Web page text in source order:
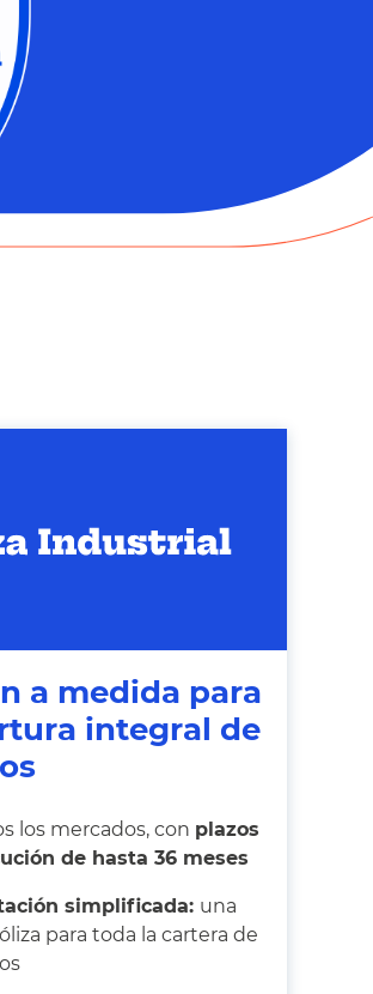
a medida para
integral de
los mercados, con plazos
de hasta 36 meses
simplificada: una
para toda la cartera de